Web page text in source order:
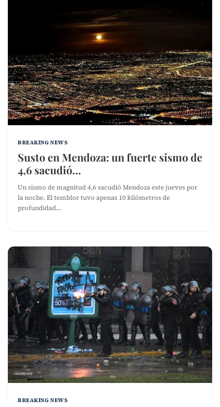
BREAKING NEWS
Susto en Mendoza: un fuerte sismo de
4,6 sacudió…
Un sismo de magnitud 4,6 sacudió Mendoza este jueves por
la noche. El temblor tuvo apenas 10 kilómetros de
profundidad…
BREAKING NEWS